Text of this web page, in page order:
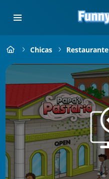
Chicas Restaurante